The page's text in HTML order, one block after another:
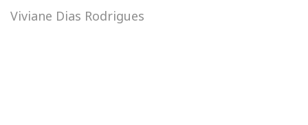
Viviane Dias Rodrigues